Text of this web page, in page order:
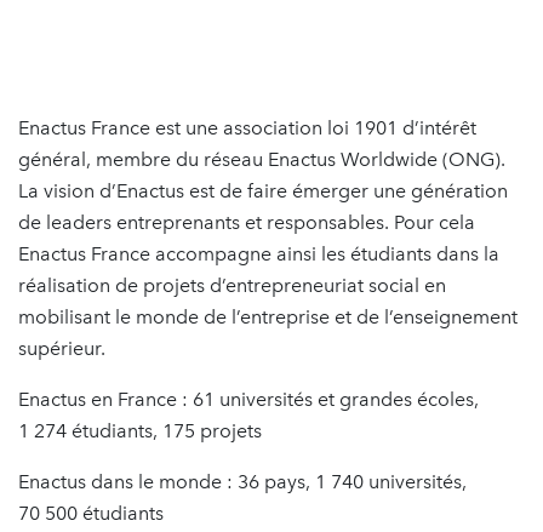
Enactus France est une association loi 1901 d’intérêt
général, membre du réseau Enactus Worldwide (ONG).
La vision d’Enactus est de faire émerger une génération
de leaders entreprenants et responsables. Pour cela
Enactus France accompagne ainsi les étudiants dans la
réalisation de projets d’entrepreneuriat social en
mobilisant le monde de l’entreprise et de l’enseignement
supérieur.
Enactus en France : 61 universités et grandes écoles,
1 274 étudiants, 175 projets
Enactus dans le monde : 36 pays, 1 740 universités,
70 500 étudiants